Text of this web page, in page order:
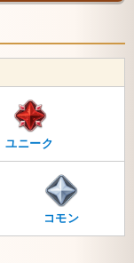
ユニーク
コモン